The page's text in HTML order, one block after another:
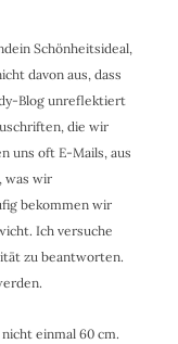
Schönheitsideal,
davon aus, dass
Blog unreflektiert
die wir
uns oft E-Mails, aus
was wir
bekommen wir
Ich versuche
zu beantworten.
einmal 60 cm.